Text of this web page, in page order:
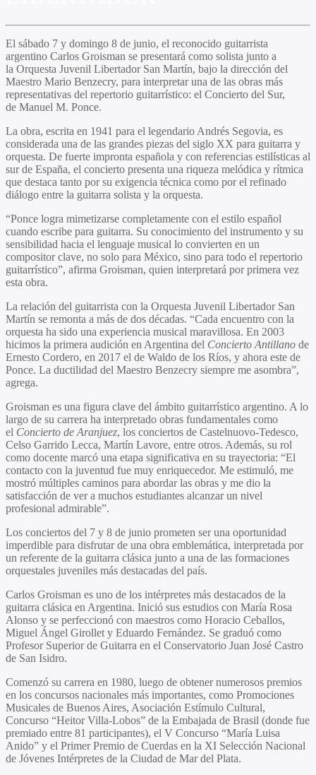
El sábado 7 y domingo 8 de junio, el reconocido guitarrista
argentino Carlos Groisman se presentará como solista junto a
la Orquesta Juvenil Libertador San Martín, bajo la dirección del
Maestro Mario Benzecry, para interpretar una de las obras más
representativas del repertorio guitarrístico: el Concierto del Sur,
de Manuel M. Ponce.
La obra, escrita en 1941 para el legendario Andrés Segovia, es
considerada una de las grandes piezas del siglo XX para guitarra y
orquesta. De fuerte impronta española y con referencias estilísticas al
sur de España, el concierto presenta una riqueza melódica y rítmica
que destaca tanto por su exigencia técnica como por el refinado
diálogo entre la guitarra solista y la orquesta.
“Ponce logra mimetizarse completamente con el estilo español
cuando escribe para guitarra. Su conocimiento del instrumento y su
sensibilidad hacia el lenguaje musical lo convierten en un
compositor clave, no solo para México, sino para todo el repertorio
guitarrístico”, afirma Groisman, quien interpretará por primera vez
esta obra.
La relación del guitarrista con la Orquesta Juvenil Libertador San
Martín se remonta a más de dos décadas. “Cada encuentro con la
orquesta ha sido una experiencia musical maravillosa. En 2003
hicimos la primera audición en Argentina del Concierto Antillano de
Ernesto Cordero, en 2017 el de Waldo de los Ríos, y ahora este de
Ponce. La ductilidad del Maestro Benzecry siempre me asombra”,
agrega.
Groisman es una figura clave del ámbito guitarrístico argentino. A lo
largo de su carrera ha interpretado obras fundamentales como
el Concierto de Aranjuez, los conciertos de Castelnuovo-Tedesco,
Celso Garrido Lecca, Martín Lavore, entre otros. Además, su rol
como docente marcó una etapa significativa en su trayectoria: “El
contacto con la juventud fue muy enriquecedor. Me estimuló, me
mostró múltiples caminos para abordar las obras y me dio la
satisfacción de ver a muchos estudiantes alcanzar un nivel
profesional admirable”.
Los conciertos del 7 y 8 de junio prometen ser una oportunidad
imperdible para disfrutar de una obra emblemática, interpretada por
un referente de la guitarra clásica junto a una de las formaciones
orquestales juveniles más destacadas del país.
Carlos Groisman es uno de los intérpretes más destacados de la
guitarra clásica en Argentina. Inició sus estudios con María Rosa
Alonso y se perfeccionó con maestros como Horacio Ceballos,
Miguel Ángel Girollet y Eduardo Fernández. Se graduó como
Profesor Superior de Guitarra en el Conservatorio Juan José Castro
de San Isidro.
Comenzó su carrera en 1980, luego de obtener numerosos premios
en los concursos nacionales más importantes, como Promociones
Musicales de Buenos Aires, Asociación Estímulo Cultural,
Concurso “Heitor Villa-Lobos” de la Embajada de Brasil (donde fue
premiado entre 81 participantes), el V Concurso “María Luisa
Anido” y el Primer Premio de Cuerdas en la XI Selección Nacional
de Jóvenes Intérpretes de la Ciudad de Mar del Plata.